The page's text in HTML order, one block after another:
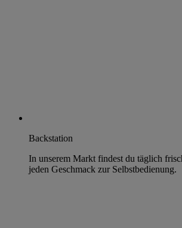
Backstation
In unserem Markt findest du täglich
jeden Geschmack zur Selbstbedienung.